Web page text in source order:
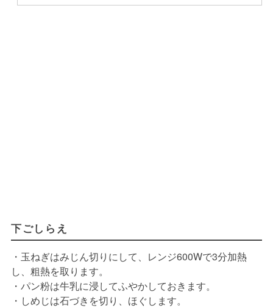
下ごしらえ
・玉ねぎはみじん切りにして、レンジ600Wで3分加熱
し、粗熱を取ります。
・パン粉は牛乳に浸してふやかしておきます。
・しめじは石づきを切り、ほぐします。